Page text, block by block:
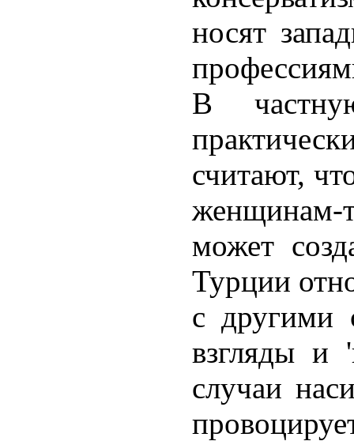
носят
В
считают,
может
Турции
с другими
взгляды и
случаи